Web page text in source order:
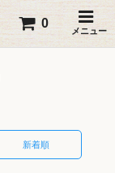
メニュー
0
新着順